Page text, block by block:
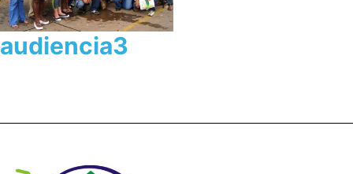
audiencia3